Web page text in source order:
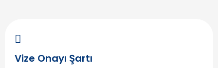
Vize Onayı Şartı